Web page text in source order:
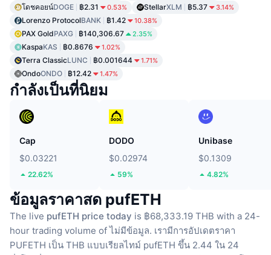
โดชคอยน์DOGE ฿2.31 0.53% StellarXLM ฿5.37 3.14%
Lorenzo ProtocolBANK ฿1.42 10.38%
PAX GoldPAXG ฿140,306.67 2.35%
KaspaKAS ฿0.8676 1.02%
Terra ClassicLUNC ฿0.001644 1.71%
OndoONDO ฿12.42 1.47%
กำลังเป็นที่นิยม
Cap
$0.03221
22.62%
DODO
$0.02974
59%
Unibase
$0.1309
4.82%
ข้อมูลราคาสด pufETH
The live pufETH price today is ฿68,333.19 THB with a 24-
hour trading volume of ไม่มีข้อมูล. เรามีการอัปเดตราคา
PUFETH เป็น THB แบบเรียลไทม์ pufETH ขึ้น 2.44 ใน 24